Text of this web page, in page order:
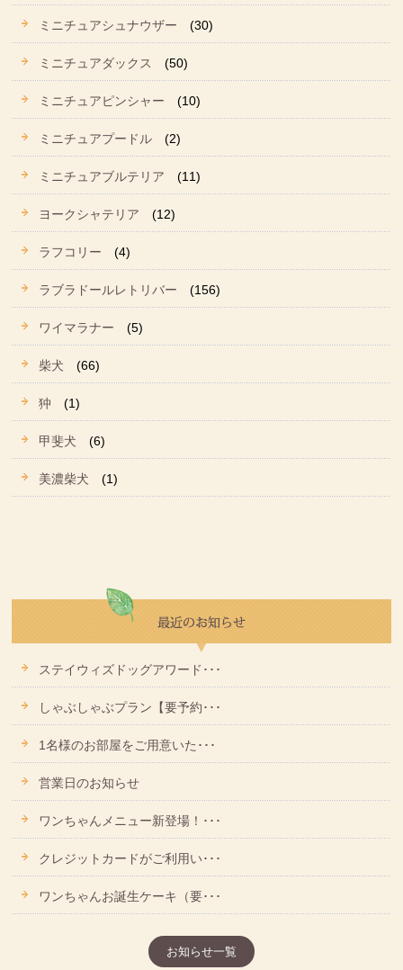
ミニチュアシュナウザー (30)
ミニチュアダックス (50)
ミニチュアピンシャー (10)
ミニチュアプードル (2)
ミニチュアブルテリア (11)
ヨークシャテリア (12)
ラフコリー (4)
ラブラドールレトリバー (156)
ワイマラナー (5)
柴犬 (66)
狆 (1)
甲斐犬 (6)
美濃柴犬 (1)
ステイウィズドッグアワード･･･
しゃぶしゃぶプラン【要予約･･･
1名様のお部屋をご用意いた･･･
営業日のお知らせ
ワンちゃんメニュー新登場！･･･
クレジットカードがご利用い･･･
ワンちゃんお誕生ケーキ（要･･･
お知らせ一覧